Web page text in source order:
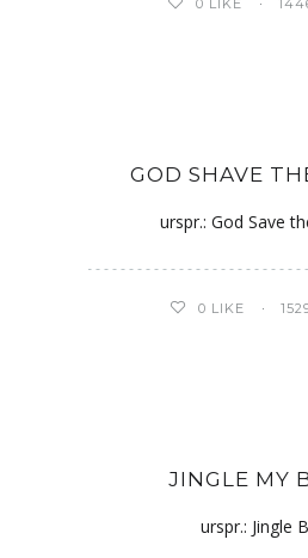
0 LIKE
GOD SHAVE
urspr.: God Save
0 LIKE
JINGLE MY
urspr.: Jingle